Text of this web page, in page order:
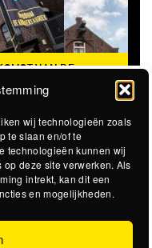
wij technologieën zoals
te slaan en/of te
technologieën kunnen wij
deze site verwerken. Als
intrekt, kan dit een
en mogelijkheden.
VAN DE